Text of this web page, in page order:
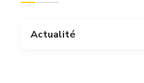
Actualité